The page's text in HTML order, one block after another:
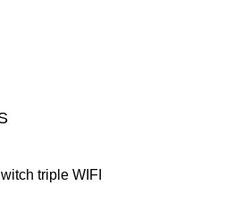
triple WIFI